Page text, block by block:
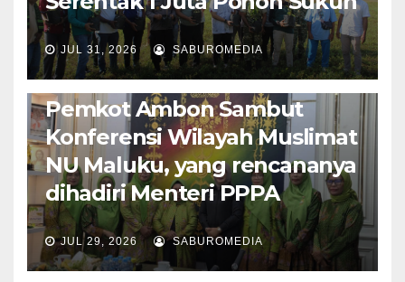
JUL 31, 2026 SABUROMEDIA
AMBON METRO JURNALISME AKTIVIS
POLITIK & PEMERINTAHAN
Pemkot Ambon Sambut
Konferensi Wilayah Muslimat
NU Maluku, yang rencananya
dihadiri Menteri PPPA
JUL 29, 2026 SABUROMEDIA
AMBON METRO POLITIK & PEMERINTAHAN